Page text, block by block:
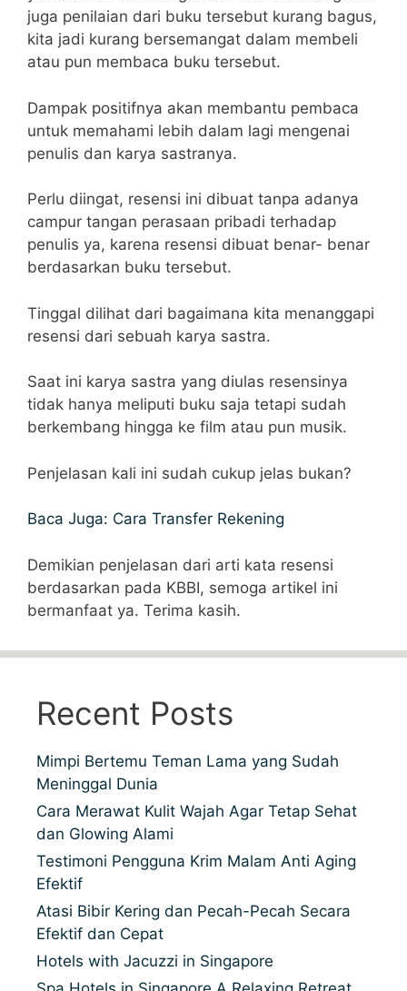
juga penilaian dari buku tersebut kurang bagus,
kita jadi kurang bersemangat dalam membeli
atau pun membaca buku tersebut.
Dampak positifnya akan membantu pembaca
untuk memahami lebih dalam lagi mengenai
penulis dan karya sastranya.
Perlu diingat, resensi ini dibuat tanpa adanya
campur tangan perasaan pribadi terhadap
penulis ya, karena resensi dibuat benar- benar
berdasarkan buku tersebut.
Tinggal dilihat dari bagaimana kita menanggapi
resensi dari sebuah karya sastra.
Saat ini karya sastra yang diulas resensinya
tidak hanya meliputi buku saja tetapi sudah
berkembang hingga ke film atau pun musik.
Penjelasan kali ini sudah cukup jelas bukan?
Baca Juga: Cara Transfer Rekening
Demikian penjelasan dari arti kata resensi
berdasarkan pada KBBI, semoga artikel ini
bermanfaat ya. Terima kasih.
Recent Posts
Mimpi Bertemu Teman Lama yang Sudah
Meninggal Dunia
Cara Merawat Kulit Wajah Agar Tetap Sehat
dan Glowing Alami
Testimoni Pengguna Krim Malam Anti Aging
Efektif
Atasi Bibir Kering dan Pecah-Pecah Secara
Efektif dan Cepat
Hotels with Jacuzzi in Singapore